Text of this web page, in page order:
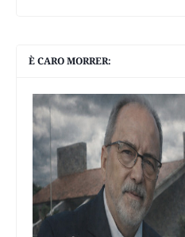
È CARO MORRER: